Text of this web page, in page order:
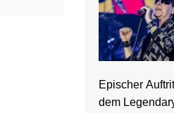
Epischer
dem